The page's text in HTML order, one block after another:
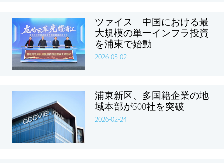
ツァイス 中国における最
大規模の単一インフラ投資
を浦東で始動
2026-03-02
浦東新区、多国籍企業の地
域本部が500社を突破
2026-02-24